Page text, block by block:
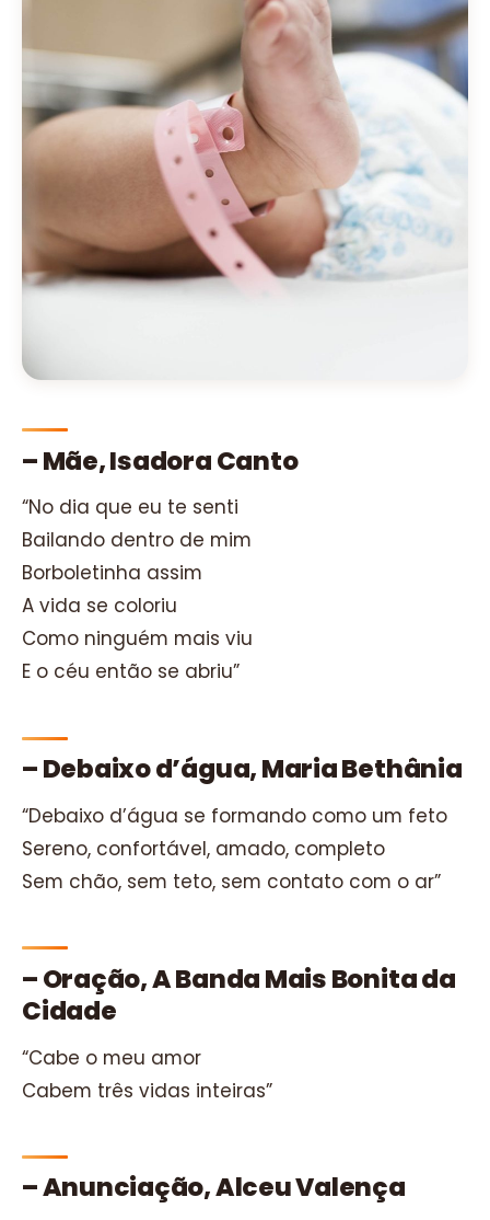
– Mãe, Isadora Canto
“No dia que eu te senti
Bailando dentro de mim
Borboletinha assim
A vida se coloriu
Como ninguém mais viu
E o céu então se abriu”
– Debaixo d’água, Maria Bethânia
“Debaixo d’água se formando como um feto
Sereno, confortável, amado, completo
Sem chão, sem teto, sem contato com o ar”
– Oração, A Banda Mais Bonita da
Cidade
“Cabe o meu amor
Cabem três vidas inteiras”
– Anunciação, Alceu Valença